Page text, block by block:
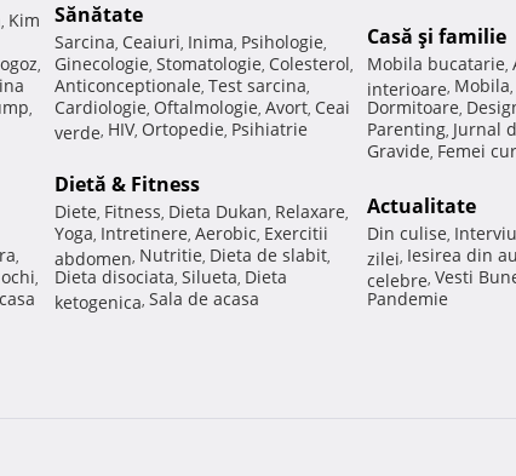
, Kim
,
,
,
,
Sănătate
Sarcina, Ceaiuri, Inima, Psihologie,
Ginecologie, Stomatologie, Colesterol,
Anticonceptionale, Test sarcina,
Cardiologie, Oftalmologie, Avort, Ceai
verde, HIV, Ortopedie, Psihiatrie
Dietă & Fitness
Diete, Fitness, Dieta Dukan, Relaxare,
Yoga, Intretinere, Aerobic, Exercitii
abdomen, Nutritie, Dieta de slabit,
Dieta disociata, Silueta, Dieta
ketogenica, Sala de acasa
Casă şi familie
Mobila bucatarie,
interioare, Mobila,
Dormitoare,
Parenting, Jurnal
Gravide, Femei
Actualitate
Din culise, Interviu
zilei, Iesirea din
celebre, Vesti
Pandemie